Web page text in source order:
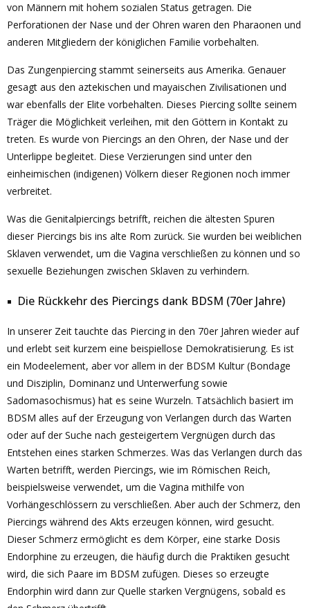
von Männern mit hohem sozialen Status getragen. Die
Perforationen der Nase und der Ohren waren den Pharaonen und
anderen Mitgliedern der königlichen Familie vorbehalten.
Das Zungenpiercing stammt seinerseits aus Amerika. Genauer
gesagt aus den aztekischen und mayaischen Zivilisationen und
war ebenfalls der Elite vorbehalten. Dieses Piercing sollte seinem
Träger die Möglichkeit verleihen, mit den Göttern in Kontakt zu
treten. Es wurde von Piercings an den Ohren, der Nase und der
Unterlippe begleitet. Diese Verzierungen sind unter den
einheimischen (indigenen) Völkern dieser Regionen noch immer
verbreitet.
Was die Genitalpiercings betrifft, reichen die ältesten Spuren
dieser Piercings bis ins alte Rom zurück. Sie wurden bei weiblichen
Sklaven verwendet, um die Vagina verschließen zu können und so
sexuelle Beziehungen zwischen Sklaven zu verhindern.
Die Rückkehr des Piercings dank BDSM (70er Jahre)
In unserer Zeit tauchte das Piercing in den 70er Jahren wieder auf
und erlebt seit kurzem eine beispiellose Demokratisierung. Es ist
ein Modeelement, aber vor allem in der BDSM Kultur (Bondage
und Disziplin, Dominanz und Unterwerfung sowie
Sadomasochismus) hat es seine Wurzeln. Tatsächlich basiert im
BDSM alles auf der Erzeugung von Verlangen durch das Warten
oder auf der Suche nach gesteigertem Vergnügen durch das
Entstehen eines starken Schmerzes. Was das Verlangen durch das
Warten betrifft, werden Piercings, wie im Römischen Reich,
beispielsweise verwendet, um die Vagina mithilfe von
Vorhängeschlössern zu verschließen. Aber auch der Schmerz, den
Piercings während des Akts erzeugen können, wird gesucht.
Dieser Schmerz ermöglicht es dem Körper, eine starke Dosis
Endorphine zu erzeugen, die häufig durch die Praktiken gesucht
wird, die sich Paare im BDSM zufügen. Dieses so erzeugte
Endorphin wird dann zur Quelle starken Vergnügens, sobald es